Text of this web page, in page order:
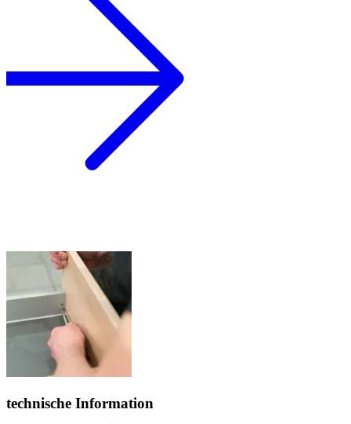
technische Information